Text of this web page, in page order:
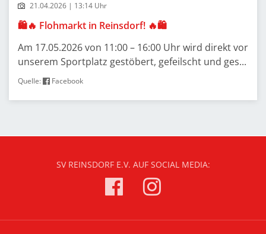
21.04.2026 | 13:14 Uhr
🛍️🔥 Flohmarkt in Reinsdorf! 🔥🛍️
Am 17.05.2026 von 11:00 – 16:00 Uhr wird direkt vor
unserem Sportplatz gestöbert, gefeilscht und ges...
Quelle: Facebook
SV REINSDORF E.V. AUF SOCIAL MEDIA: